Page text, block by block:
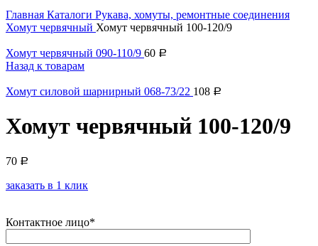
Главная Каталоги Рукава, хомуты, ремонтные соединения
Хомут червячный Хомут червячный 100-120/9
Хомут червячный 090-110/9 60 Р
Назад к товарам
Хомут силовой шарнирный 068-73/22 108 Р
Хомут червячный 100-120/9
70 Р
заказать в 1 клик
Контактное лицо*